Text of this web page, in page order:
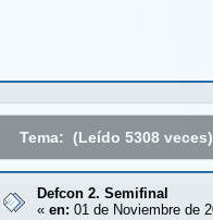
Tema: (Leído 5308 veces)
Defcon 2. Semifinal
« en: 01 de Noviembre de